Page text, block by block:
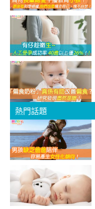
熱門話題